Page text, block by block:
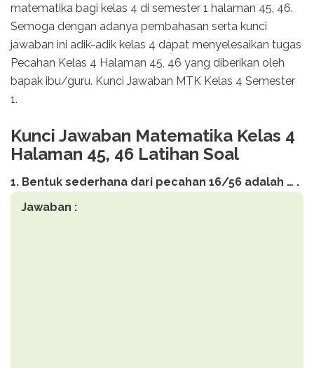
matematika bagi kelas 4 di semester 1 halaman 45, 46.
Semoga dengan adanya pembahasan serta kunci
jawaban ini adik-adik kelas 4 dapat menyelesaikan tugas
Pecahan Kelas 4 Halaman 45, 46 yang diberikan oleh
bapak ibu/guru. Kunci Jawaban MTK Kelas 4 Semester
1.
Kunci Jawaban Matematika Kelas 4
Halaman 45, 46 Latihan Soal
1. Bentuk sederhana dari pecahan 16/56 adalah … .
Jawaban :